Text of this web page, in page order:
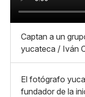
Captan a un
yucateca / Iván
El fotógrafo
fundador de la